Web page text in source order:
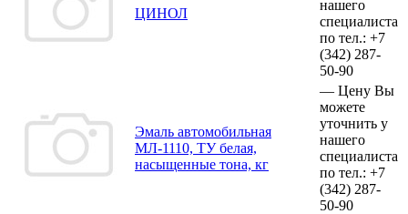
ЦИНОЛ
нашего
специалиста
по тел.: +7
(342) 287-
50-90
Эмаль автомобильная
МЛ-1110, ТУ белая,
насыщенные тона, кг
— Цену Вы
можете
уточнить у
нашего
специалиста
по тел.: +7
(342) 287-
50-90